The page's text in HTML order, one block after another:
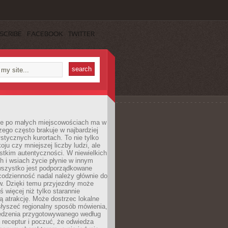
FACEBOOK TWITTER
po małych miejscowościach ma w
często brakuje w najbardziej
kurortach. To nie tylko
czy mniejszej liczby ludzi, ale
autentyczności. W niewielkich
i wsiach życie płynie w innym
jest podporządkowane
nadal należy głównie do
Dzięki temu przyjezdny może
więcej niż tylko starannie
atrakcję. Może dostrzec lokalne
regionalny sposób mówienia,
przygotowywanego według
i poczuć, że odwiedza